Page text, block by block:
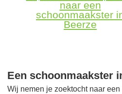
naar een
schoonmaakster
Beerze
Een schoonmaakster
Wij nemen je zoektocht naar